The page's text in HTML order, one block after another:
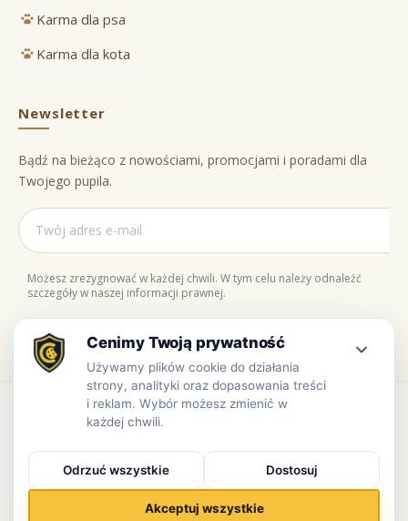
Karma dla psa
Karma dla kota
Newsletter
Bądź na bieżąco z nowościami, promocjami i poradami dla
Twojego pupila.
Możesz zrezygnować w każdej chwili. W tym celu należy odnaleźć
szczegóły w naszej informacji prawnej.
Naturalne składniki
100% jakości Zaufaj nam
Copyright © www.prowiant.pl · powered by apify.pl
Bezpieczne płatności